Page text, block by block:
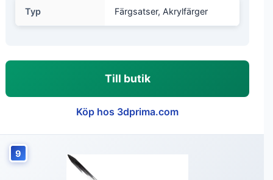
Typ Färgsatser, Akrylfärger
Till butik
Köp hos 3dprima.com
9